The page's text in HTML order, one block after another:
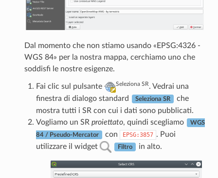
Dal momento che non stiamo usando «EPSG:4326 -
WGS 84» per la nostra mappa, cerchiamo uno che
soddisfi le nostre esigenze.
Fai clic sul pulsante Seleziona SR. Vedrai una
finestra di dialogo standard
Seleziona SR
che
mostra tutti i SR con cui i dati sono pubblicati.
Vogliamo un SR proiettato, quindi scegliamo WGS
84 / Pseudo-Mercator con EPSG:3857 . Puoi
utilizzare il widget
Filtro in alto.